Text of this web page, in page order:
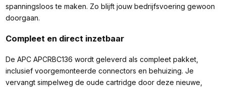
spanningsloos te maken. Zo blijft jouw bedrijfsvoering gewoon
doorgaan.
Compleet en direct inzetbaar
De APC APCRBC136 wordt geleverd als compleet pakket,
inclusief voorgemonteerde connectors en behuizing. Je
vervangt simpelweg de oude cartridge door deze nieuwe,